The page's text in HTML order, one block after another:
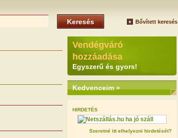
Keresés +
Bővített keresés
Vendégváró
hozzáadása
Egyszerű és gyors!
Kedvenceim »
HIRDETÉS
Szeretné itt elhelyezni hirdetését?